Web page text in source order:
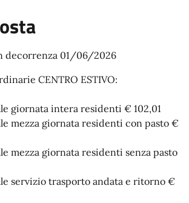
decorrenza 01/06/2026
CENTRO ESTIVO:
giornata intera residenti € 102,01
mezza giornata residenti con pasto €
mezza giornata residenti senza pasto
servizio trasporto andata e ritorno €